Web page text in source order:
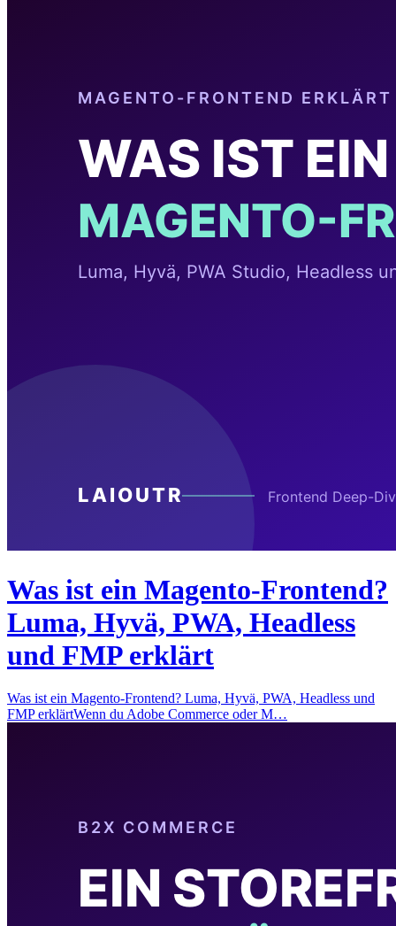
Was ist ein Magento-Frontend?
Luma, Hyvä, PWA, Headless
und FMP erklärt
Was ist ein Magento-Frontend? Luma, Hyvä, PWA, Headless und
FMP erklärtWenn du Adobe Commerce oder M…